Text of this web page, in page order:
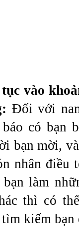
vào
Đối với
có bạn
bạn mời,
nhân điều
làm
thì có
kiếm bạn